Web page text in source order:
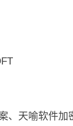
、天喻软件加